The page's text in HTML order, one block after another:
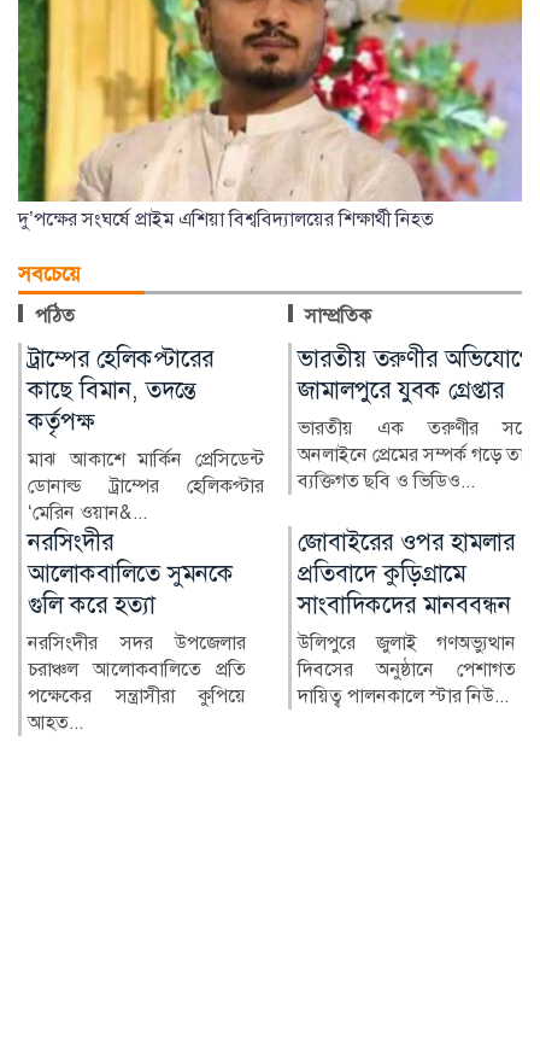
দু’পক্ষের সংঘর্ষে প্রাইম এশিয়া বিশ্ববিদ্যালয়ের শিক্ষার্থী নিহত
সবচেয়ে
পঠিত সাম্প্রতিক
ভারতীয় তরুণীর অভিযোগে
জামালপুরে যুবক গ্রেপ্তার
ভারতীয় এক তরুণীর সঙ্গে
অনলাইনে প্রেমের সম্পর্ক গড়ে তার
ব্যক্তিগত ছবি ও ভিডিও...
নাইজেরিয়ায় অভিযানে
৩০৮ অপহৃত নাগরিক
উদ্ধার
নাইজেরিয়ায় নিরাপত্তা বাহিনীর
বড় ধরনের অভিযানে অপহৃত
জোবাইরের ওপর হামলার
প্রতিবাদে কুড়িগ্রামে
সাংবাদিকদের মানববন্ধন
উলিপুরে জুলাই গণঅভ্যুত্থান
দিবসের অনুষ্ঠানে পেশাগত
দায়িত্ব পালনকালে স্টার নিউ...
নিরাপদ সড়ক চাই
(নিসচা), এটি দেশের
মানুষের আন্দোলন:
ইলিয়াস কাঞ্চন
‘আমার স্বপ্ন আপনাদের কাছে
দিয়ে গেলাম। আমি না থাকলেও